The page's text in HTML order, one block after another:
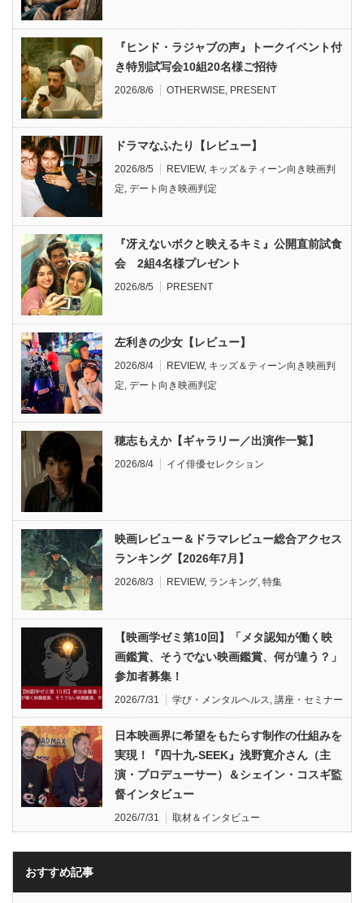
『ヒンド・ラジャブの声』トークイベント付
き特別試写会10組20名様ご招待
2026/8/6 OTHERWISE, PRESENT
ドラマなふたり【レビュー】
2026/8/5 REVIEW, キッズ＆ティーン向き映画判
定, デート向き映画判定
『冴えないボクと映えるキミ』公開直前試食
会 2組4名様プレゼント
2026/8/5 PRESENT
左利きの少女【レビュー】
2026/8/4 REVIEW, キッズ＆ティーン向き映画判
定, デート向き映画判定
穂志もえか【ギャラリー／出演作一覧】
2026/8/4 イイ俳優セレクション
映画レビュー＆ドラマレビュー総合アクセス
ランキング【2026年7月】
2026/8/3 REVIEW, ランキング, 特集
【映画学ゼミ第10回】「メタ認知が働く映
画鑑賞、そうでない映画鑑賞、何が違う？」
参加者募集！
2026/7/31 学び・メンタルヘルス, 講座・セミナー
日本映画界に希望をもたらす制作の仕組みを
実現！『四十九-SEEK』浅野寛介さん（主
演・プロデューサー）＆シェイン・コスギ監
督インタビュー
2026/7/31 取材＆インタビュー
おすすめ記事